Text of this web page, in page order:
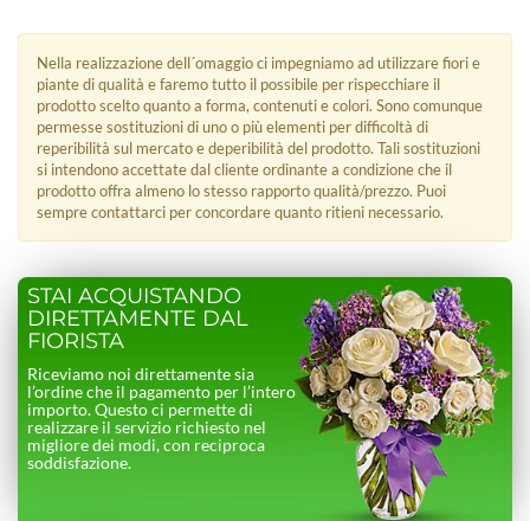
Nella realizzazione dell´omaggio ci impegniamo ad utilizzare fiori e
piante di qualità e faremo tutto il possibile per rispecchiare il
prodotto scelto quanto a forma, contenuti e colori. Sono comunque
permesse sostituzioni di uno o più elementi per difficoltà di
reperibilità sul mercato e deperibilità del prodotto. Tali sostituzioni
si intendono accettate dal cliente ordinante a condizione che il
prodotto offra almeno lo stesso rapporto qualità/prezzo. Puoi
sempre contattarci per concordare quanto ritieni necessario.
STAI ACQUISTANDO
DIRETTAMENTE DAL
FIORISTA
Riceviamo noi direttamente sia
l’ordine che il pagamento per l’intero
importo. Questo ci permette di
realizzare il servizio richiesto nel
migliore dei modi, con reciproca
soddisfazione.